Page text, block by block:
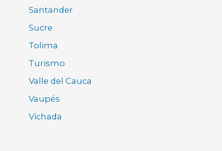
Santander
Sucre
Tolima
Turismo
Valle del Cauca
Vaupés
Vichada